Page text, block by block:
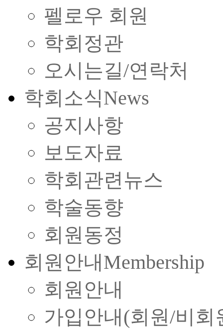
펠로우 회원
학회정관
오시는길/연락처
학회소식News
공지사항
보도자료
학회관련뉴스
학술동향
회원동정
회원안내Membership
회원안내
가입안내(회원/비회